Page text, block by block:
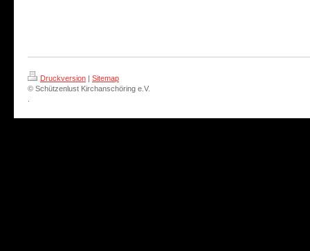
Druckversion | Sitemap
© Schützenlust Kirchanschöring e.V.